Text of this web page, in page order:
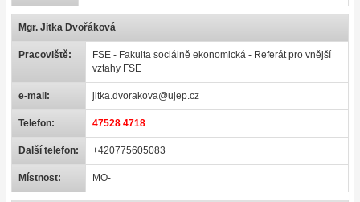
Mgr. Jitka Dvořáková
Pracoviště:
FSE - Fakulta sociálně ekonomická - Referát pro vnější
vztahy FSE
e-mail: jitka.dvorakova@ujep.cz
Telefon: 47528 4718
Další telefon: +420775605083
Místnost: MO-